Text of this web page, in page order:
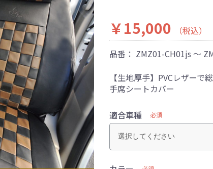
￥15,000
（税込）
品番： ZMZ01-CH01js ～
【生地厚手】PVCレザー
手席シートカバー
適合車種 必須